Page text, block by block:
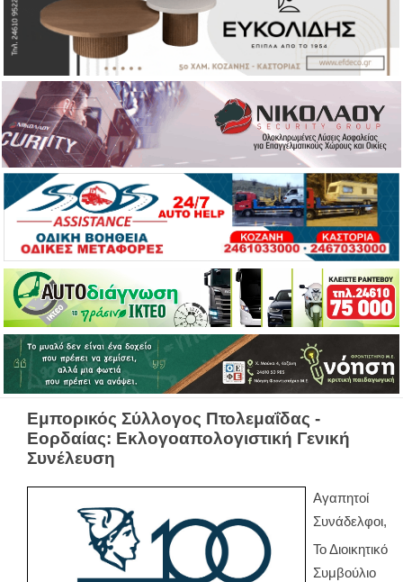
Εμπορικός Σύλλογος Πτολεμαΐδας -
Εορδαίας: Εκλογοαπολογιστική Γενική
Συνέλευση
Αγαπητοί
Συνάδελφοι,
Το Διοικητικό
Συμβούλιο